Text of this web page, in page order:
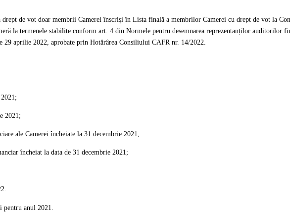
de vot doar membrii Camerei înscriși în Lista finală a membrilor Camerei cu drept de vot la
la termenele stabilite conform art. 4 din Normele pentru desemnarea reprezentanților auditorilor
aprilie 2022, aprobate prin Hotărârea Consiliului CAFR nr. 14/2022.
2021;
ale Camerei încheiate la 31 decembrie 2021;
încheiat la data de 31 decembrie 2021;
anul 2021.